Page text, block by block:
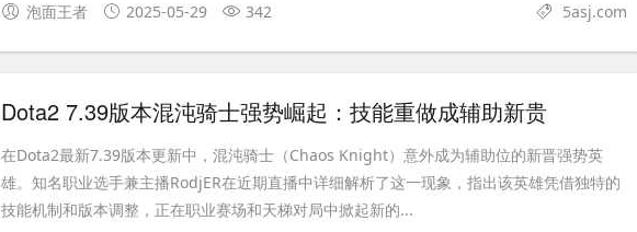
泡面王者 2025-05-29 342 5asj.com
Dota2 7.39版本混沌骑士强势崛起：技能重做成辅助新贵
在Dota2最新7.39版本更新中，混沌骑士（Chaos Knight）意外成为辅助位的新晋强势英
雄。知名职业选手兼主播RodjER在近期直播中详细解析了这一现象，指出该英雄凭借独特的
技能机制和版本调整，正在职业赛场和天梯对局中掀起新的...